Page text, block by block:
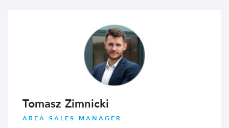
Tomasz Zimnicki
AREA SALES MANAGER